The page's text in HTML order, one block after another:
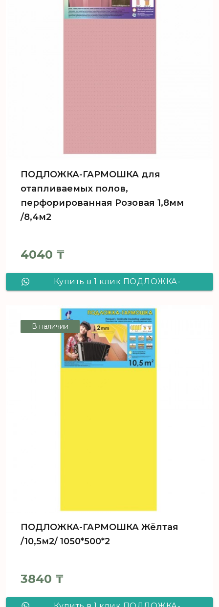
ПОДЛОЖКА-ГАРМОШКА для
отапливаемых полов,
перфорированная Розовая 1,8мм
/8,4м2
4040 ₸
Купить в 1 клик ПОДЛОЖКА-
полов, перфорированная Розовая
1,8мм /8,4м2
В наличии
ПОДЛОЖКА-ГАРМОШКА Жёлтая
/10,5м2/ 1050*500*2
3840 ₸